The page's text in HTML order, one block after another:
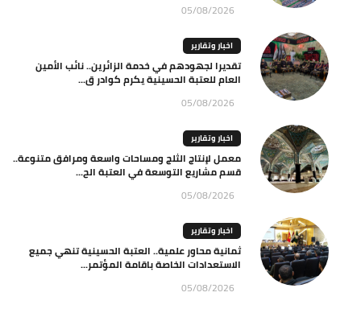
05/08/2026
اخبار وتقارير
تقديرا لجهودهم في خدمة الزائرين.. نائب الأمين
العام للعتبة الحسينية يكرم كوادر ق...
05/08/2026
اخبار وتقارير
معمل لإنتاج الثلج ومساحات واسعة ومرافق متنوعة..
قسم مشاريع التوسعة في العتبة الح...
05/08/2026
اخبار وتقارير
ثمانية محاور علمية.. العتبة الحسينية تنهي جميع
الاستعدادات الخاصة باقامة المؤتمر...
05/08/2026